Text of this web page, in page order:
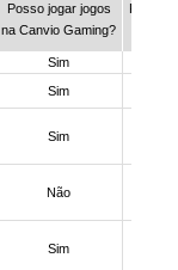
Posso jogar jogos
na Canvio Gaming?
Posso
Sim
Sim
Sim
Não
Sim